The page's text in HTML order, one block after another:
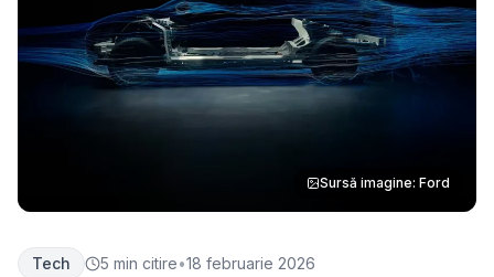
Sursă imagine: Ford
Tech 5 min citire•18 februarie 2026